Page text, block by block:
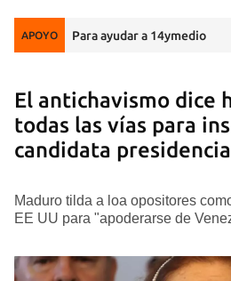
APOYO Para ayudar a 14ymedio
El antichavismo dice
todas las vías para
candidata
Maduro tilda a loa opositores
EE UU para "apoderarse de